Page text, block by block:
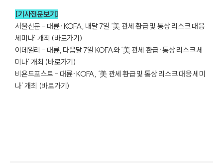
그룹소개
[기사전문보기]
서울신문 - 대륜·KOFA, 내달 7일 ‘美 관세 환급 및 통상 리스크 대응
세미나’ 개최 (바로가기)
이데일리 - 대륜, 다음달 7일 KOFA와 ‘美 관세 환급·통상 리스크 세
미나’ 개최 (바로가기)
비욘드포스트 - 대륜·KOFA, ‘美 관세 환급 및 통상 리스크 대응 세미
나’ 개최 (바로가기)